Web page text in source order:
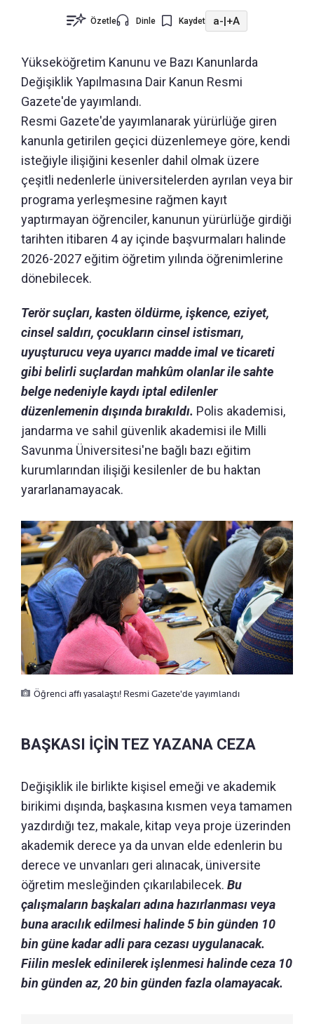
Özetle Dinle Kaydet a-|+A
Yükseköğretim Kanunu ve Bazı Kanunlarda
Değişiklik Yapılmasına Dair Kanun Resmi
Gazete'de yayımlandı.
Resmi Gazete'de yayımlanarak yürürlüğe giren
kanunla getirilen geçici düzenlemeye göre, kendi
isteğiyle ilişiğini kesenler dahil olmak üzere
çeşitli nedenlerle üniversitelerden ayrılan veya bir
programa yerleşmesine rağmen kayıt
yaptırmayan öğrenciler, kanunun yürürlüğe girdiği
tarihten itibaren 4 ay içinde başvurmaları halinde
2026-2027 eğitim öğretim yılında öğrenimlerine
dönebilecek.
Terör suçları, kasten öldürme, işkence, eziyet,
cinsel saldırı, çocukların cinsel istismarı,
uyuşturucu veya uyarıcı madde imal ve ticareti
gibi belirli suçlardan mahkûm olanlar ile sahte
belge nedeniyle kaydı iptal edilenler
düzenlemenin dışında bırakıldı. Polis akademisi,
jandarma ve sahil güvenlik akademisi ile Milli
Savunma Üniversitesi'ne bağlı bazı eğitim
kurumlarından ilişiği kesilenler de bu haktan
yararlanamayacak.
Öğrenci affı yasalaştı! Resmi Gazete'de yayımlandı
BAŞKASI İÇİN TEZ YAZANA CEZA
Değişiklik ile birlikte kişisel emeği ve akademik
birikimi dışında, başkasına kısmen veya tamamen
yazdırdığı tez, makale, kitap veya proje üzerinden
akademik derece ya da unvan elde edenlerin bu
derece ve unvanları geri alınacak, üniversite
öğretim mesleğinden çıkarılabilecek. Bu
çalışmaların başkaları adına hazırlanması veya
buna aracılık edilmesi halinde 5 bin günden 10
bin güne kadar adli para cezası uygulanacak.
Fiilin meslek edinilerek işlenmesi halinde ceza 10
bin günden az, 20 bin günden fazla olamayacak.